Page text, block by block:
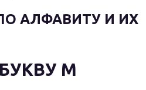
АЛФАВИТУ И ИХ
М